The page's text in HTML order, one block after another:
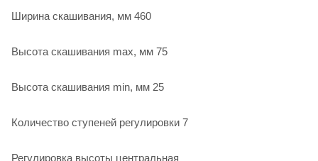
Ширина скашивания, мм 460
Высота скашивания max, мм 75
Высота скашивания min, мм 25
Количество ступеней регулировки 7
Регулировка высоты цен­траль­ная